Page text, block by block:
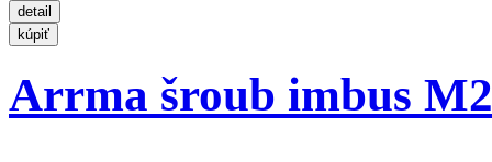
Arrma šroub imbus